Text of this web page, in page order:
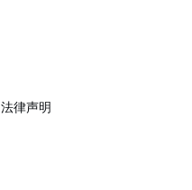
法律声明